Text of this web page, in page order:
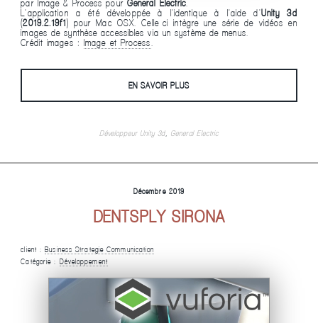
par Image & Process pour General Electric.
L'application a été développée à l'identique à l'aide d'Unity 3d
(2019.2.19f1) pour Mac OSX. Celle-ci intègre une série de vidéos en
images de synthèse accessibles via un système de menus.
Crédit images : Image et Process.
EN SAVOIR PLUS
Développeur Unity 3d General Electric
Décembre 2019
DENTSPLY SIRONA
client :Business Strategie Communication
Catégorie : Développement